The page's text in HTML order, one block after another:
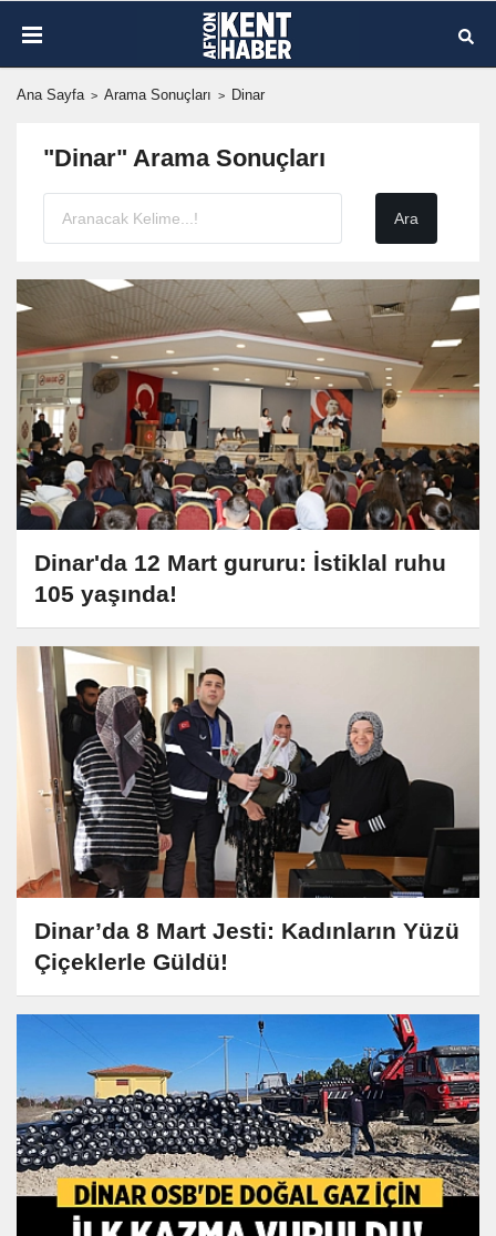
Ana Sayfa Arama Sonuçları Dinar
"Dinar" Arama Sonuçları
Dinar'da 12 Mart gururu: İstiklal ruhu
105 yaşında!
Dinar’da 8 Mart Jesti: Kadınların Yüzü
Çiçeklerle Güldü!